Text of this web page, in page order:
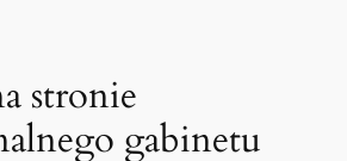
stronie
gabinetu